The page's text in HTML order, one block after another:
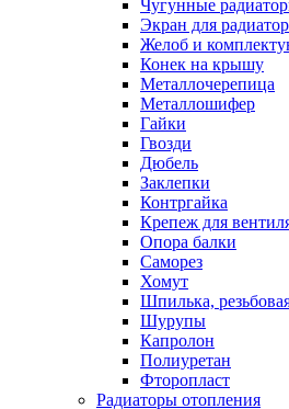
Чугунные
Экран для
Желоб и
Конек на крышу
Металлочерепица
Металлошифер
Гайки
Гвозди
Дюбель
Заклепки
Контргайка
Крепеж для
Опора балки
Саморез
Хомут
Шпилька,
Шурупы
Капролон
Полиуретан
Фторопласт
Радиаторы отопления